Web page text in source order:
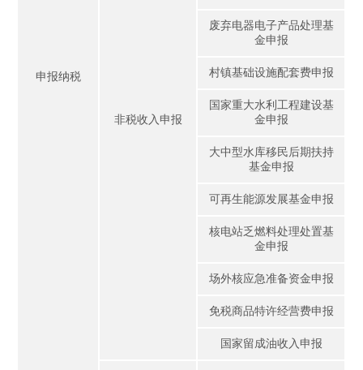
申报纳税
非税收入申报
废弃电器电子产品处理基
金申报
村镇基础设施配套费申报
国家重大水利工程建设基
金申报
大中型水库移民后期扶持
基金申报
可再生能源发展基金申报
核电站乏燃料处理处置基
金申报
场外核应急准备资金申报
免税商品特许经营费申报
国家留成油收入申报